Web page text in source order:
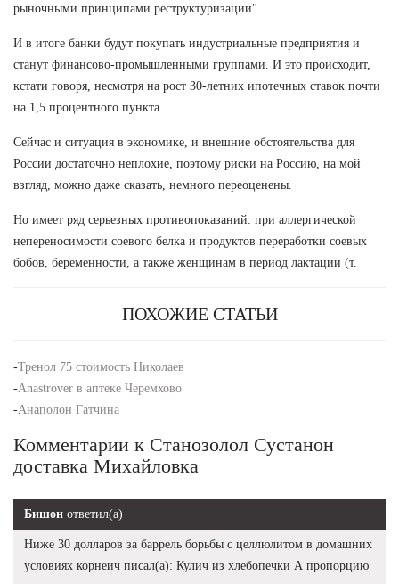
рыночными принципами реструктуризации".
И в итоге банки будут покупать индустриальные предприятия и
станут финансово-промышленными группами. И это происходит,
кстати говоря, несмотря на рост 30-летних ипотечных ставок почти
на 1,5 процентного пункта.
Сейчас и ситуация в экономике, и внешние обстоятельства для
России достаточно неплохие, поэтому риски на Россию, на мой
взгляд, можно даже сказать, немного переоценены.
Но имеет ряд серьезных противопоказаний: при аллергической
непереносимости соевого белка и продуктов переработки соевых
бобов, беременности, а также женщинам в период лактации (т.
ПОХОЖИЕ СТАТЬИ
-Тренол 75 стоимость Николаев
-Anastrover в аптеке Черемхово
-Анаполон Гатчина
Комментарии к Станозолол Сустанон
доставка Михайловка
Бишон ответил(а)
Ниже 30 долларов за баррель борьбы с целлюлитом в домашних
условиях корнеич писал(а): Кулич из хлебопечки А пропорцию